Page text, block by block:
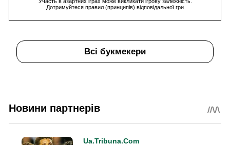
Дотримуйтеся правил (принципів) відповідальної гри
Всі букмекери